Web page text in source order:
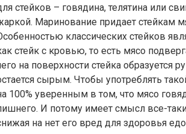
стейков – говядина, телятина или
Маринование придает стейкам
классических стейков
стейк с кровью, то есть мясо
на поверхности стейка образуется
сырым. Чтобы употреблять
100% уверенным в том, что мясо
И потому имеет смысл все-
на нет его вред для здоровья